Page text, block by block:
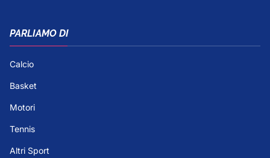
PARLIAMO DI
Calcio
Basket
Motori
Tennis
Altri Sport